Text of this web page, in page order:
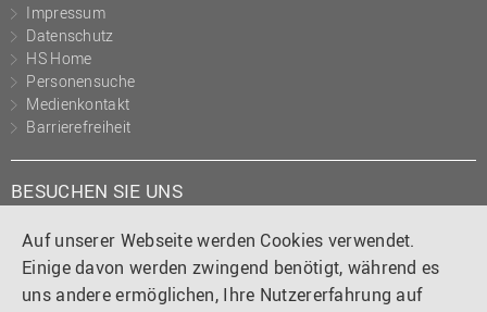
Auf unserer Webseite werden Cookies verwendet.
Einige davon werden zwingend benötigt, während es
uns andere ermöglichen, Ihre Nutzererfahrung auf
Studium und Lehre
Transfer- und
Innovationsmanagement
Impressum
Datenschutz
HS Home
Personensuche
Medienkontakt
Barrierefreiheit
BESUCHEN SIE UNS
Instagram
TiktokLinkedIn
YouTube
Facebook